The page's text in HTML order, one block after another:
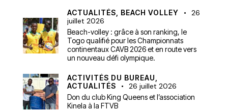
ACTUALITÉS, BEACH VOLLEY
26
juillet 2026
Beach-volley : grâce à son ranking, le
Togo qualifié pour les Championnats
continentaux CAVB 2026 et en route vers
un nouveau défi olympique.
ACTIVITÉS DU BUREAU,
ACTUALITÉS
26 juillet 2026
Don du club King Queens et l’association
Kinela à la FTVB